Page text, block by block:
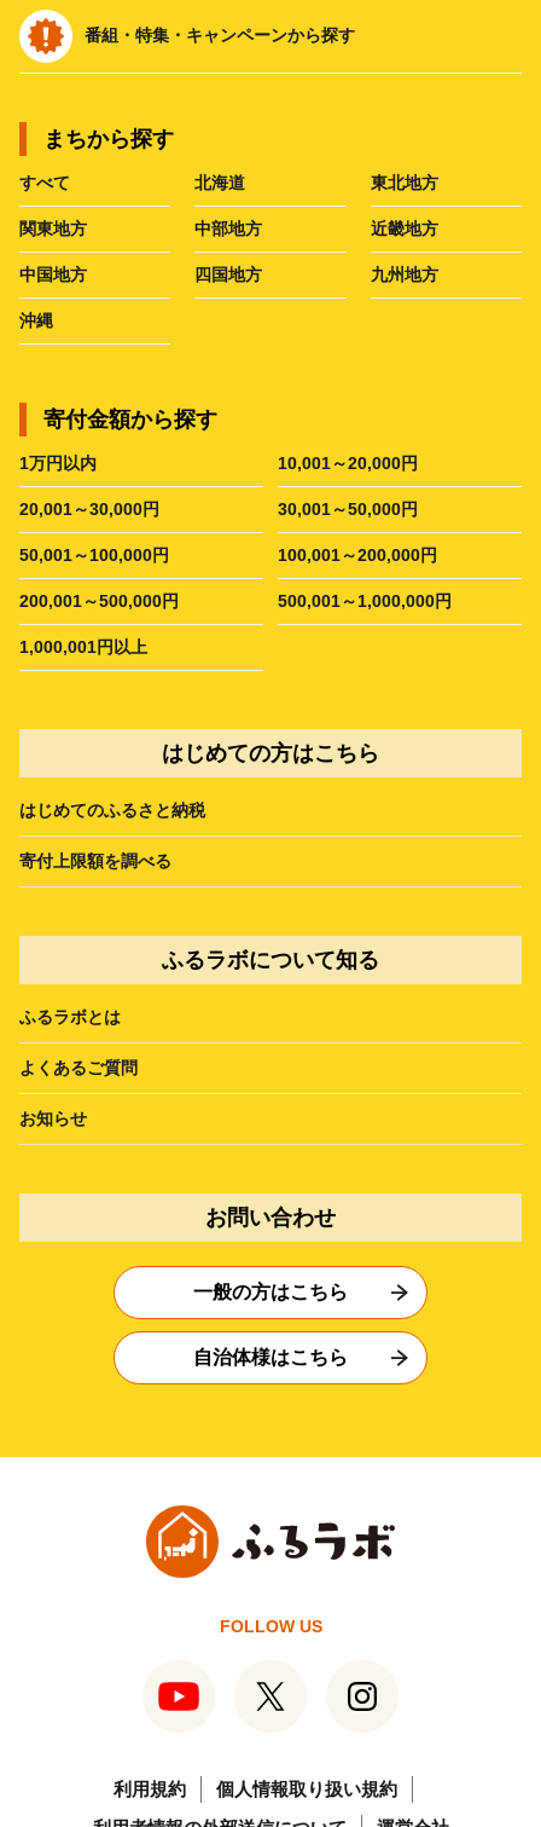
番組・特集・キャンペーンから探す
まちから探す
すべて 北海道 東北地方
関東地方 中部地方 近畿地方
中国地方 四国地方 九州地方
沖縄
寄付金額から探す
1万円以内 10,001～20,000円
20,001～30,000円 30,001～50,000円
50,001～100,000円 100,001～200,000円
200,001～500,000円 500,001～1,000,000円
1,000,001円以上
はじめての方はこちら
はじめてのふるさと納税
寄付上限額を調べる
ふるラボについて知る
ふるラボとは
よくあるご質問
お知らせ
お問い合わせ
一般の方はこちら
自治体様はこちら
FOLLOW US
利用規約
個人情報取り扱い規約